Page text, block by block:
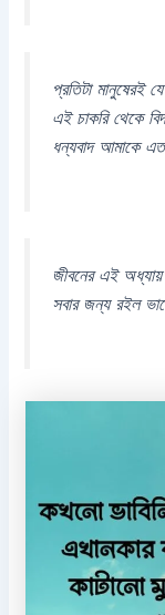
প্রতিটা মানুষেরই
এই চাকরি থেকে
ধন্যবাদ আমাকে
জীবনের এই
সবার জন্য রইল